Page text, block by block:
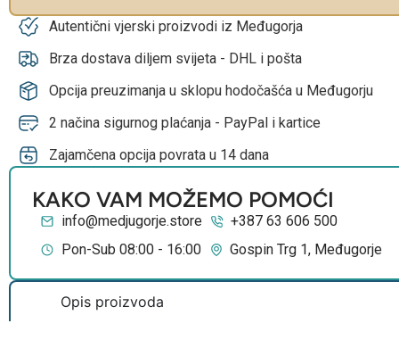
Autentični vjerski proizvodi iz Međugorja
Brza dostava diljem svijeta - DHL i pošta
Opcija preuzimanja u sklopu hodočašća u Međugorju
2 načina sigurnog plaćanja - PayPal i kartice
Zajamčena opcija povrata u 14 dana
KAKO VAM MOŽEMO POMOĆI
info@medjugorje.store
+387 63 606 500
Pon-Sub 08:00 - 16:00
Gospin Trg 1, Međugorje
Opis proizvoda